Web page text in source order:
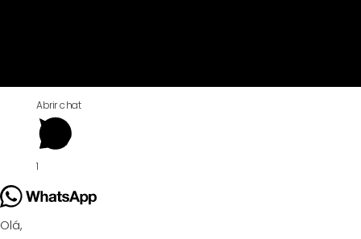
Abrir chat
1
Olá,